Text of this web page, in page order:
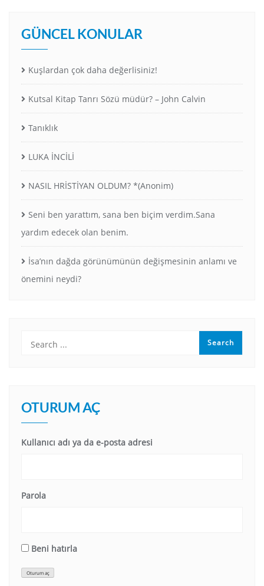
GÜNCEL KONULAR
Kuşlardan çok daha değerlisiniz!
Kutsal Kitap Tanrı Sözü müdür? – John Calvin
Tanıklık
LUKA İNCİLİ
NASIL HRİSTİYAN OLDUM? *(Anonim)
Seni ben yarattım, sana ben biçim verdim.Sana
yardım edecek olan benim.
İsa’nın dağda görünümünün değişmesinin anlamı ve
önemini neydi?
OTURUM AÇ
Kullanıcı adı ya da e-posta adresi
Parola
Beni hatırla
Oturum aç